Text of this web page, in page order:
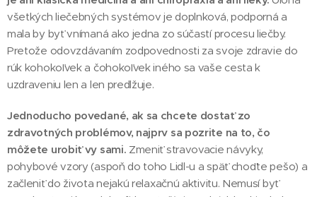
všetkých liečebných systémov je doplnková, podporná a
mala by byť vnímaná ako jedna zo súčastí procesu liečby.
Pretože odovzdávaním zodpovednosti za svoje zdravie do
rúk kohokoľvek a čohokoľvek iného sa vaše cesta k
uzdraveniu len a len predlžuje.
Jednoducho povedané, ak sa chcete dostať zo
zdravotných problémov, najprv sa pozrite na to, čo
môžete urobiť vy sami. Zmeniť stravovacie návyky,
pohybové vzory (aspoň do toho Lidl-u a späť choďte pešo) a
začleniť do života nejakú relaxačnú aktivitu. Nemusí byť